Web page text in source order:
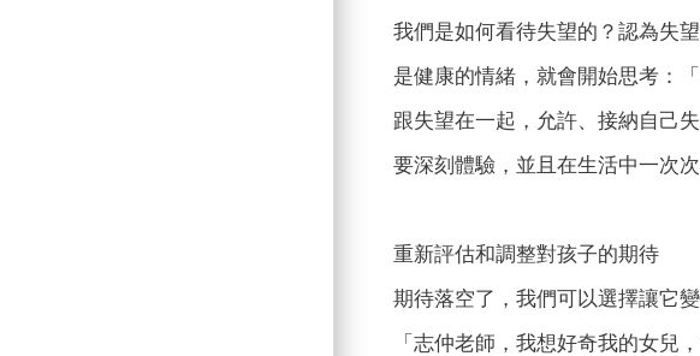
我們是如何看待失望的？認為失
是健康的情緒，就會開始思考：
跟失望在一起，允許、接納自己
要深刻體驗，並且在生活中一次次
重新評估和調整對孩子的期待
期待落空了，我們可以選擇讓它
「志仲老師，我想好奇我的女兒